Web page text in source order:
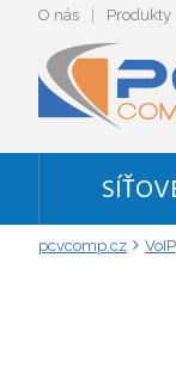
O nás Produkty
pcvcomp.cz VoIP